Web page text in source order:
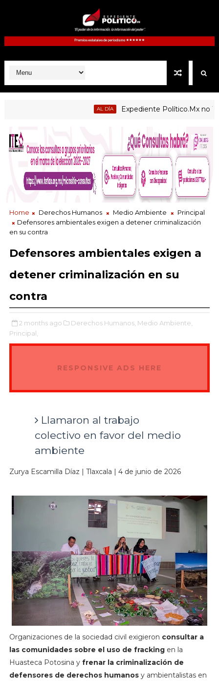
Expediente Político.Mx no 1126
Home Derechos Humanos Medio Ambiente
Principal
Defensores ambientales exigen a detener criminalización
en su contra
Defensores ambientales exigen a
detener criminalización en su
contra
2 months ago Derechos Humanos, Medio Ambiente,
Principal,
RESPONSIVE ADS HERE
Llamaron al trabajo
colectivo en favor del medio
ambiente
Zurya Escamilla Díaz | Tlaxcala | 4 de junio de 2026
Organizaciones de la sociedad civil exigieron consultar a
las comunidades sobre el uso de frackingen la
Huasteca Potosina y frenar la criminalización de
defensores de derechos humanosy ambientalistas en